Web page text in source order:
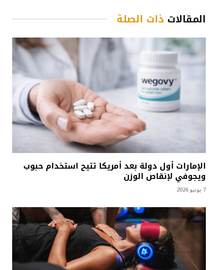
المقالات ذات الصلة
الإمارات أول دولة بعد أمريكا تتيح استخدام حبوب
ويجوفي لإنقاص الوزن
7 يونيو 2026